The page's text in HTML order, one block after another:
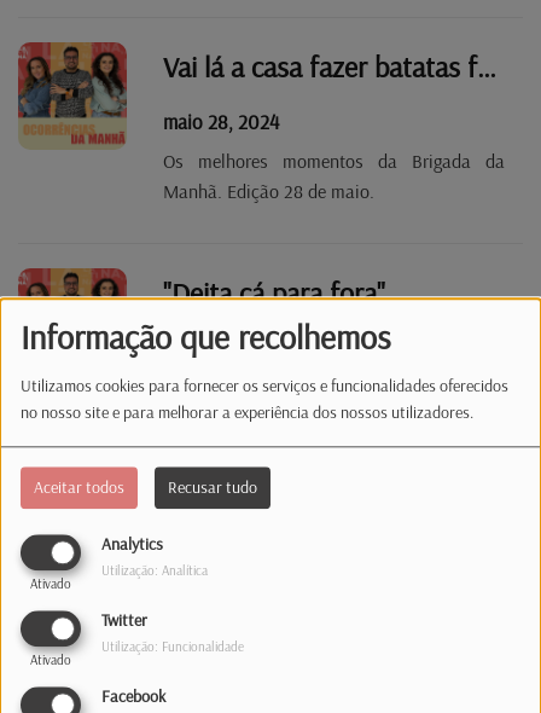
Informação que recolhemos
Utilizamos cookies para fornecer os serviços e funcionalidades oferecidos
no nosso site e para melhorar a experiência dos nossos utilizadores.
Aceitar todos Recusar tudo
Analytics
Ativado
Utilização: Analítica
Twitter
Ativado
Utilização: Funcionalidade
Facebook
Vai lá a casa fazer batatas fritas!
maio 28, 2024
Os melhores momentos da Brigada da
Manhã. Edição 28 de maio.
"Deita cá para fora"
maio 27, 2024
Os melhores momentos da Brigada da
Manhã. Edição 27 de maio.
maio 24, 2024
Manhã. Edição 24 de maio.